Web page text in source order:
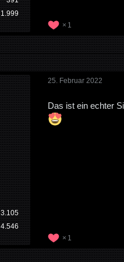
1.999
1
3.105
4.546
25. Februar 2022
Das ist ein echter
1